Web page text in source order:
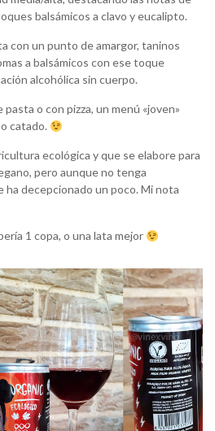
balsámicos a clavo y eucalipto.
con un punto de amargor, taninos
a balsámicos con ese toque
alcohólica sin cuerpo.
o con pizza, un menú «joven»
catado.
ecológica y que se elabore para
pero aunque no tenga
ha decepcionado un poco. Mi nota
1 copa, o una lata mejor